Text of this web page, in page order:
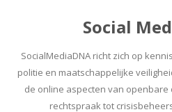
Social
SocialMediaDNA richt zich op
politie en maatschappelijke
de online aspecten van openbare
rechtspraak tot